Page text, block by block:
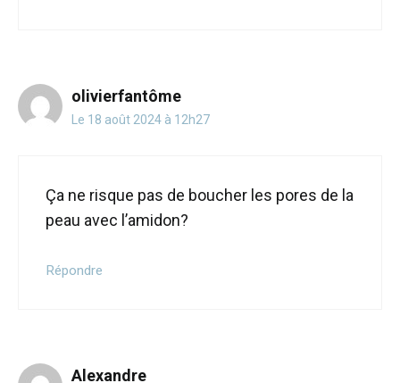
olivierfantôme
Le 18 août 2024 à 12h27
Ça ne risque pas de boucher les pores de la
peau avec l’amidon?
Répondre
Alexandre